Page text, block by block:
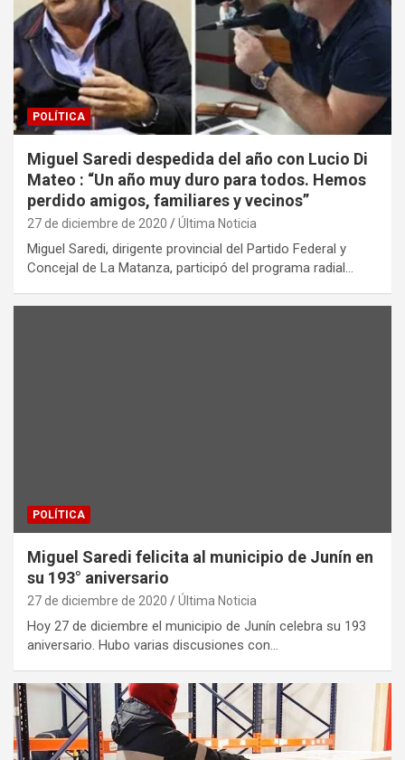
POLÍTICA
Miguel Saredi despedida del año con Lucio Di
Mateo : “Un año muy duro para todos. Hemos
perdido amigos, familiares y vecinos”
27 de diciembre de 2020 Última Noticia
Miguel Saredi, dirigente provincial del Partido Federal y
Concejal de La Matanza, participó del programa radial…
POLÍTICA
Miguel Saredi felicita al municipio de Junín en
su 193° aniversario
27 de diciembre de 2020 Última Noticia
Hoy 27 de diciembre el municipio de Junín celebra su 193
aniversario. Hubo varias discusiones con…